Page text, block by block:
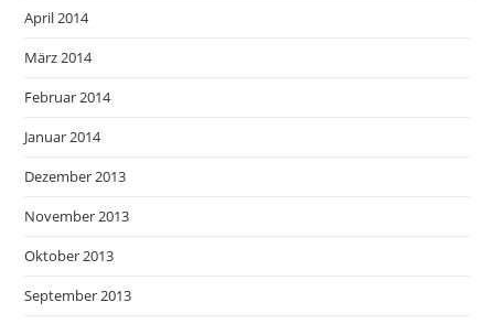
April 2014
März 2014
Februar 2014
Januar 2014
Dezember 2013
November 2013
Oktober 2013
September 2013